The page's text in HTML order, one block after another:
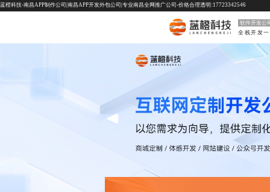
蓝橙科技-南昌APP制作公司|南昌APP开发外包公司|专业南昌全网推广公司-价格合理透明:17723342546
软件开发公